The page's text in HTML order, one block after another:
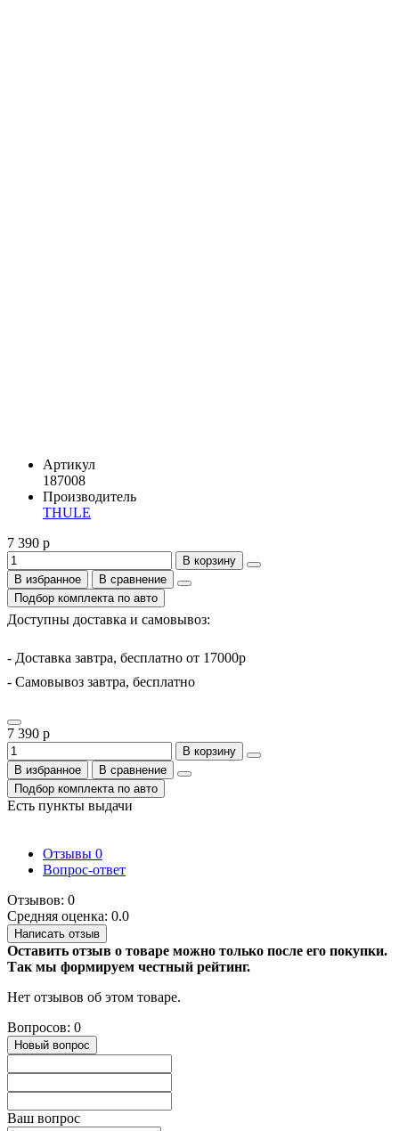
Артикул
187008
Производитель
THULE
7 390 р
В корзину
В избранное
В сравнение
Подбор комплекта по авто
Доступны доставка и самовывоз:
- Доставка завтра, бесплатно от 17000р
- Самовывоз завтра, бесплатно
7 390 р
В корзину
В избранное
В сравнение
Подбор комплекта по авто
Есть пункты выдачи
Отзывы 0
Вопрос-ответ
Отзывов: 0
Средняя оценка: 0.0
Написать отзыв
Оставить отзыв о товаре можно только после его покупки.
Так мы формируем честный рейтинг.
Нет отзывов об этом товаре.
Вопросов: 0
Новый вопрос
Ваш вопрос